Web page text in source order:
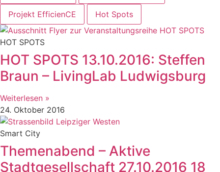
Projekt EfficienCE Hot Spots
HOT SPOTS
HOT SPOTS 13.10.2016: Steffen
Braun – LivingLab Ludwigsburg
Weiterlesen »
24. Oktober 2016
Smart City
Themenabend – Aktive
Stadtgesellschaft 27.10.2016 18